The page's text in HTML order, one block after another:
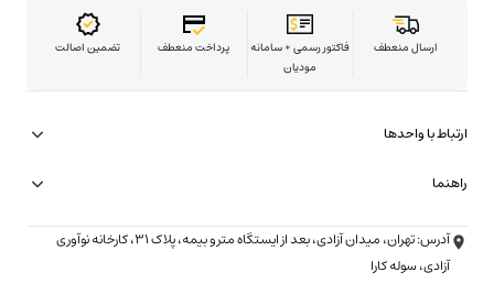
تضمین اصالت پرداخت منعطف
فاکتور رسمی + سامانه
مودیان
ارسال منعطف
راهنما
شرایط ارسال فوری (۳ ساعته)
شرایط خرید با چک
ارتباط با واحدها
همکاری در تامین
تبلیغات و همکاری تجاری
آدرس: تهران، میدان آزادی، بعد از ایستگاه مترو بیمه، پلاک ۳۱، کارخانه نوآوری
آزادی، سوله کارا